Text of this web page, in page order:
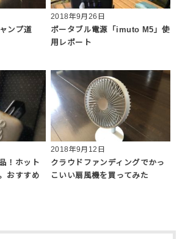
ンプ道
2018年9月26日
ポータブル電源「imuto M5」使
用レポート
！ホット
おすすめ
2018年9月12日
クラウドファンディングでかっ
こいい扇風機を買ってみた